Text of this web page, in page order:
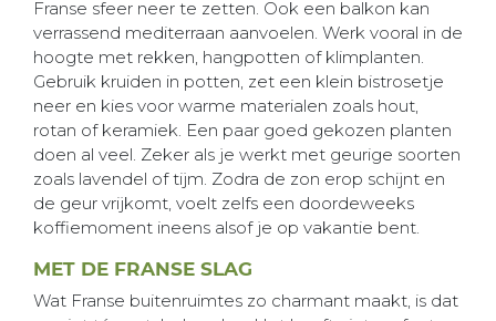
Franse sfeer neer te zetten. Ook een balkon kan
verrassend mediterraan aanvoelen. Werk vooral in de
hoogte met rekken, hangpotten of klimplanten.
Gebruik kruiden in potten, zet een klein bistrosetje
neer en kies voor warme materialen zoals hout,
rotan of keramiek. Een paar goed gekozen planten
doen al veel. Zeker als je werkt met geurige soorten
zoals lavendel of tijm. Zodra de zon erop schijnt en
de geur vrijkomt, voelt zelfs een doordeweeks
koffiemoment ineens alsof je op vakantie bent.
MET DE FRANSE SLAG
Wat Franse buitenruimtes zo charmant maakt, is dat